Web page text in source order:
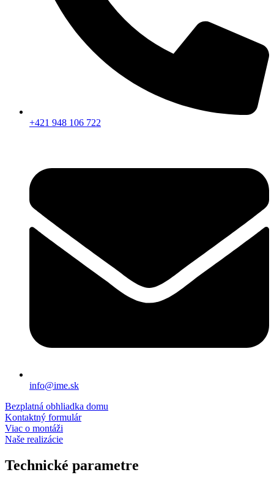
+421 948 106 722
info@ime.sk
Bezplatná obhliadka domu
Kontaktný formulár
Viac o montáži
Naše realizácie
Technické parametre